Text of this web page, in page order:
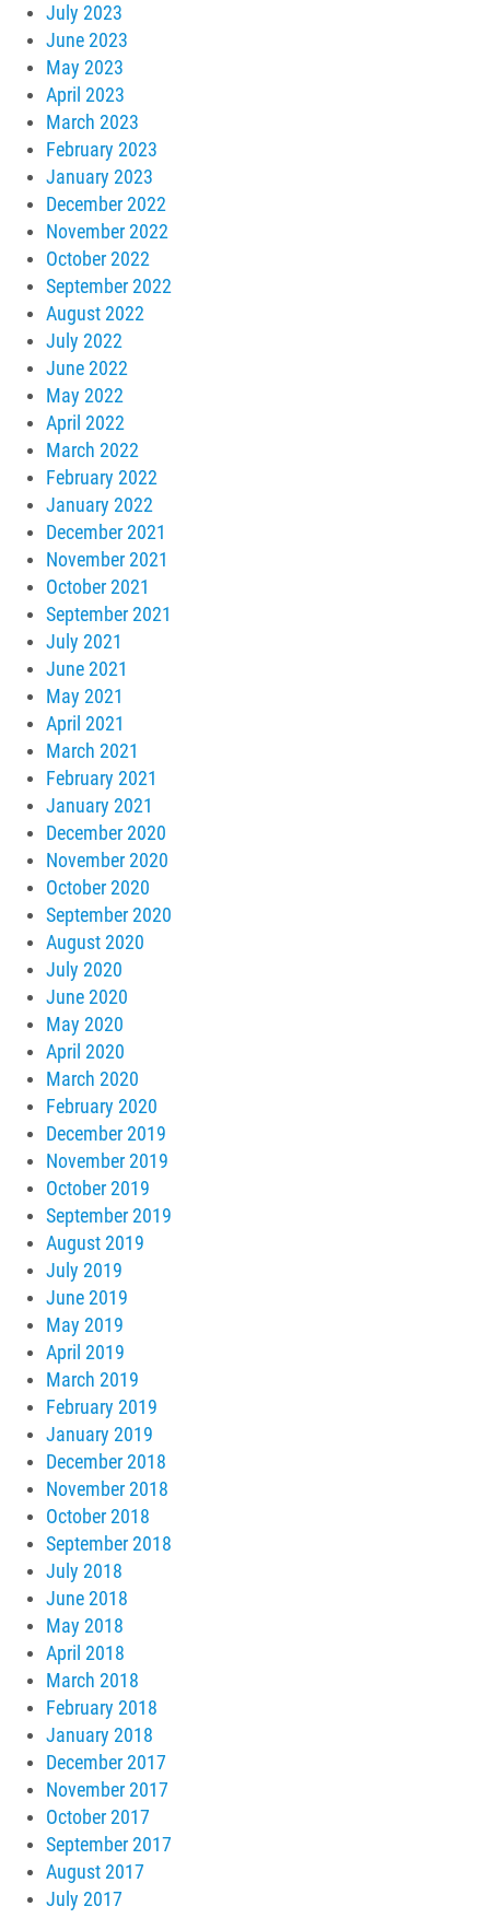
July 2023
June 2023
May 2023
April 2023
March 2023
February 2023
January 2023
December 2022
November 2022
October 2022
September 2022
August 2022
July 2022
June 2022
May 2022
April 2022
March 2022
February 2022
January 2022
December 2021
November 2021
October 2021
September 2021
July 2021
June 2021
May 2021
April 2021
March 2021
February 2021
January 2021
December 2020
November 2020
October 2020
September 2020
August 2020
July 2020
June 2020
May 2020
April 2020
March 2020
February 2020
December 2019
November 2019
October 2019
September 2019
August 2019
July 2019
June 2019
May 2019
April 2019
March 2019
February 2019
January 2019
December 2018
November 2018
October 2018
September 2018
July 2018
June 2018
May 2018
April 2018
March 2018
February 2018
January 2018
December 2017
November 2017
October 2017
September 2017
August 2017
July 2017